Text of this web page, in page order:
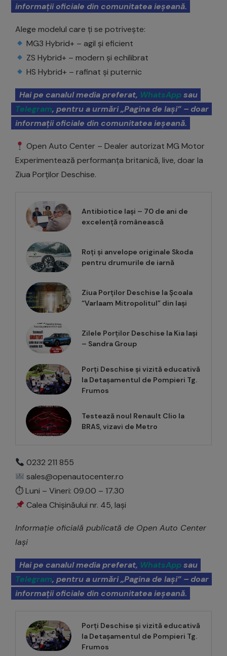
informații oficiale din comunitatea ieșeană.
Alege modelul care ți se potrivește:
MG3 Hybrid+ – agil și eficient
ZS Hybrid+ – modern și echilibrat
HS Hybrid+ – rafinat și puternic
Hai pe canalul media preferat, WhatsAppsau
Telegram, pentru a urmări „Pagina de Iași” – doar
informații oficiale din comunitatea ieșeană.
Open Auto Center – Dealer autorizat MG Motor
Experimentează performanța britanică, live, doar la
Ziua Porților Deschise.
Antibiotice Iași – 70 de ani de
excelență românească
Roți și anvelope originale Skoda
pentru drumurile de iarnă
Ziua Porților Deschise la Școala
“Varlaam Mitropolitul” din Iași
Zilele Porților Deschise la Kia Iași
– Sandra Group
Porți Deschise și vizită educativă
la Detașamentul de Pompieri Tg.
Frumos
Testează noul Renault Clio la
BRAS, vizavi de Metro
0232 211 855
sales@openautocenter.ro
⏱ Luni – Vineri: 09.00 – 17.30
Calea Chișinăului nr. 45, Iași
Informație oficială publicată de Open Auto Center
Iași
Hai pe canalul media preferat, WhatsAppsau
Telegram, pentru a urmări „Pagina de Iași” – doar
informații oficiale din comunitatea ieșeană.
Porți Deschise și vizită educativă
la Detașamentul de Pompieri Tg.
Frumos